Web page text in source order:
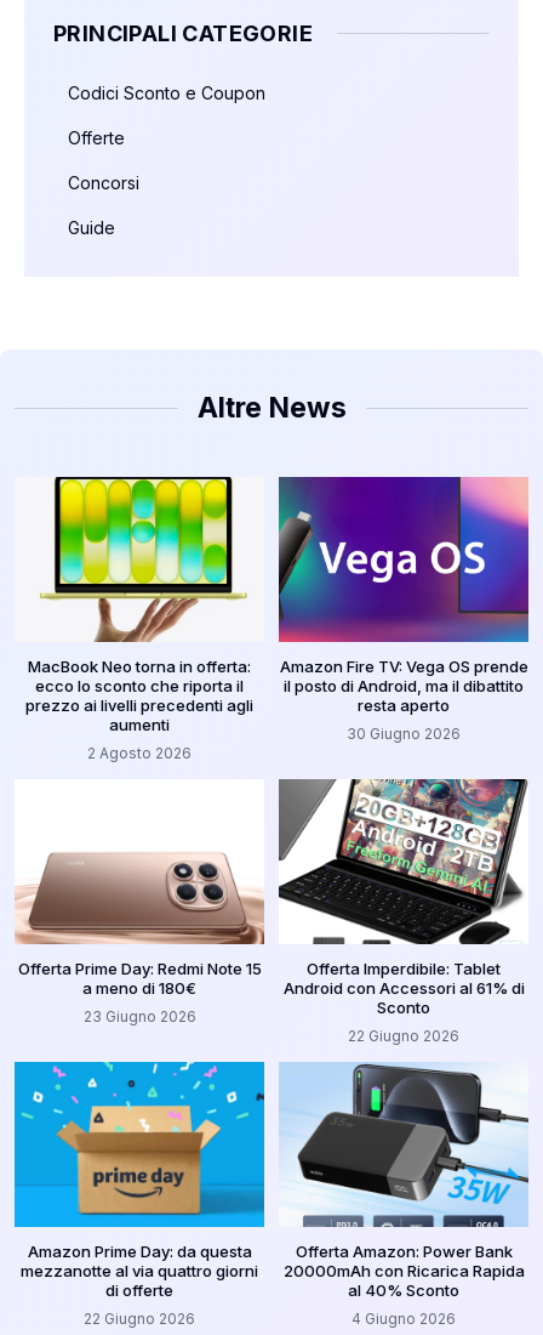
PRINCIPALI CATEGORIE
Codici Sconto e Coupon
Offerte
Concorsi
Guide
Altre News
MacBook Neo torna in offerta:
ecco lo sconto che riporta il
prezzo ai livelli precedenti agli
aumenti
2 Agosto 2026
Amazon Fire TV: Vega OS prende
il posto di Android, ma il dibattito
resta aperto
30 Giugno 2026
Offerta Prime Day: Redmi Note 15
a meno di 180€
23 Giugno 2026
Offerta Imperdibile: Tablet
Android con Accessori al 61% di
Sconto
22 Giugno 2026
Amazon Prime Day: da questa
mezzanotte al via quattro giorni
di offerte
22 Giugno 2026
Offerta Amazon: Power Bank
20000mAh con Ricarica Rapida
al 40% Sconto
4 Giugno 2026